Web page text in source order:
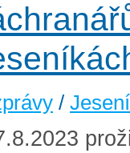
/